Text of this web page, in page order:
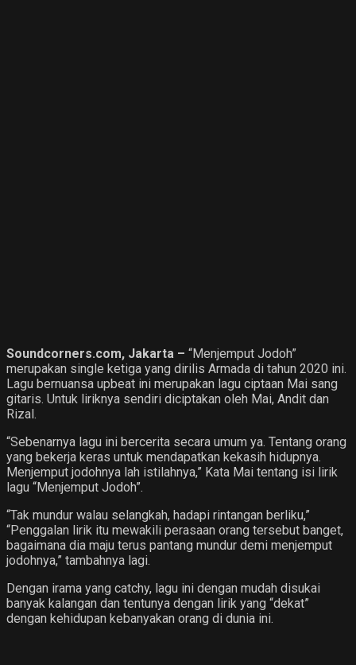
Soundcorners.com, Jakarta – “Menjemput Jodoh”
merupakan single ketiga yang dirilis Armada di tahun 2020 ini.
Lagu bernuansa upbeat ini merupakan lagu ciptaan Mai sang
gitaris. Untuk liriknya sendiri diciptakan oleh Mai, Andit dan
Rizal.
“Sebenarnya lagu ini bercerita secara umum ya. Tentang orang
yang bekerja keras untuk mendapatkan kekasih hidupnya.
Menjemput jodohnya lah istilahnya,” Kata Mai tentang isi lirik
lagu “Menjemput Jodoh”.
“Tak mundur walau selangkah, hadapi rintangan berliku,”
“Penggalan lirik itu mewakili perasaan orang tersebut banget,
bagaimana dia maju terus pantang mundur demi menjemput
jodohnya,” tambahnya lagi.
Dengan irama yang catchy, lagu ini dengan mudah disukai
banyak kalangan dan tentunya dengan lirik yang “dekat”
dengan kehidupan kebanyakan orang di dunia ini.